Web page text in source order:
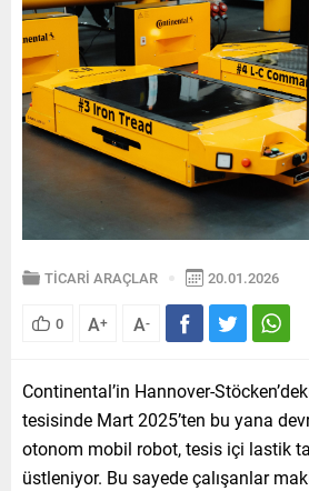
TİCARİ ARAÇLAR 20.01.2026
0 A+ A-
Continental’in Hannover-
tesisinde Mart 2025’ten bu yana
otonom mobil robot, tesis içi lastik
üstleniyor. Bu sayede çalışanlar